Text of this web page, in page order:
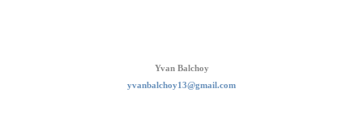
Yvan Balchoy
yvanbalchoy13@gmail.com